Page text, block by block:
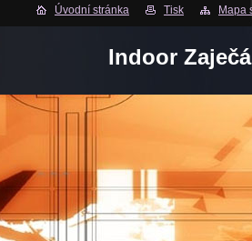
Úvodní stránka Tisk Mapa
Indoor